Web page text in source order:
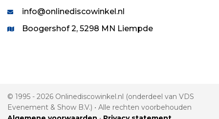
info@onlinediscowinkel.nl
Boogershof 2, 5298 MN Liempde
© 1995 - 2026 Onlinediscowinkel.nl (onderdeel van VDS
Evenement & Show B.V.) • Alle rechten voorbehouden